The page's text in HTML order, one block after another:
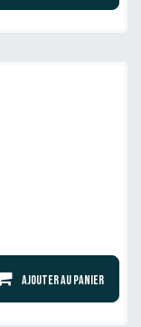
Ajouter au panier